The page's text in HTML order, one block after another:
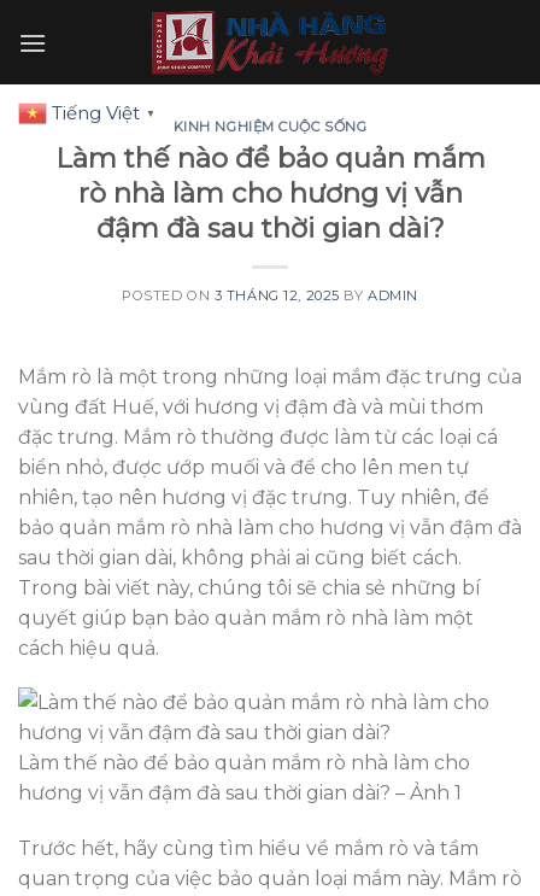
KINH NGHIỆM CUỘC SỐNG
Làm thế nào để bảo quản mắm
rò nhà làm cho hương vị vẫn
đậm đà sau thời gian dài?
POSTED ON 3 THÁNG 12, 2025 BY ADMIN
Mắm rò là một trong những loại mắm đặc trưng của
vùng đất Huế, với hương vị đậm đà và mùi thơm
đặc trưng. Mắm rò thường được làm từ các loại cá
biển nhỏ, được ướp muối và để cho lên men tự
nhiên, tạo nên hương vị đặc trưng. Tuy nhiên, để
bảo quản mắm rò nhà làm cho hương vị vẫn đậm đà
sau thời gian dài, không phải ai cũng biết cách.
Trong bài viết này, chúng tôi sẽ chia sẻ những bí
quyết giúp bạn bảo quản mắm rò nhà làm một
cách hiệu quả.
Làm thế nào để bảo quản mắm rò nhà làm cho
hương vị vẫn đậm đà sau thời gian dài? – Ảnh 1
Trước hết, hãy cùng tìm hiểu về mắm rò và tầm
quan trọng của việc bảo quản loại mắm này. Mắm rò
Tiếng Việt ▼